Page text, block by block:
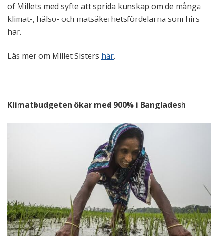
of Millets med syfte att sprida kunskap om de många
klimat-, hälso- och matsäkerhetsfördelarna som hirs
har.
Läs mer om Millet Sisters här.
Klimatbudgeten ökar med 900% i Bangladesh